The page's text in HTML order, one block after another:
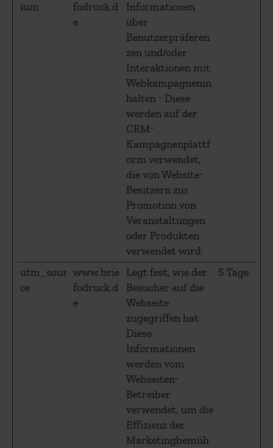
ium
fodruck.d
e
Informationen
über
Benutzerpräferen
zen und/oder
Interaktionen mit
Webkampagnenin
halten - Diese
werden auf der
CRM-
Kampagnenplattf
orm verwendet,
die von Website-
Besitzern zur
Promotion von
Veranstaltungen
oder Produkten
verwendet wird.
utm_sour
ce
www.brie
fodruck.d
e
Legt fest, wie der
Besucher auf die
Webseite
zugegriffen hat.
Diese
Informationen
werden vom
Webseiten-
Betreiber
verwendet, um die
Effizienz der
Marketingbemüh
5 Tage